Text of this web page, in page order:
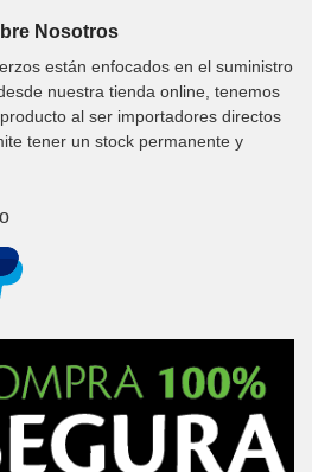
Nosotros
están enfocados en el suministro
nuestra tienda online, tenemos
al ser importadores directos
tener un stock permanente y